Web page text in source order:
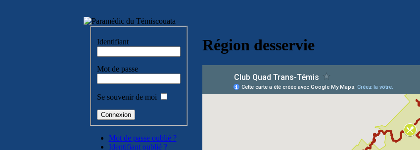
Identifiant
Mot de passe
Se souvenir de moi
Mot de passe oublié ?
Identifiant oublié ?
Région desservie